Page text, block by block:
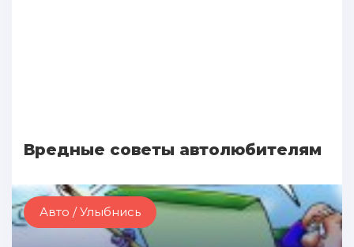
Вредные советы автолюбителям
Авто / Улыбнись